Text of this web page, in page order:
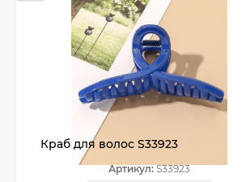
Краб для волос S33923
Артикул:S33923